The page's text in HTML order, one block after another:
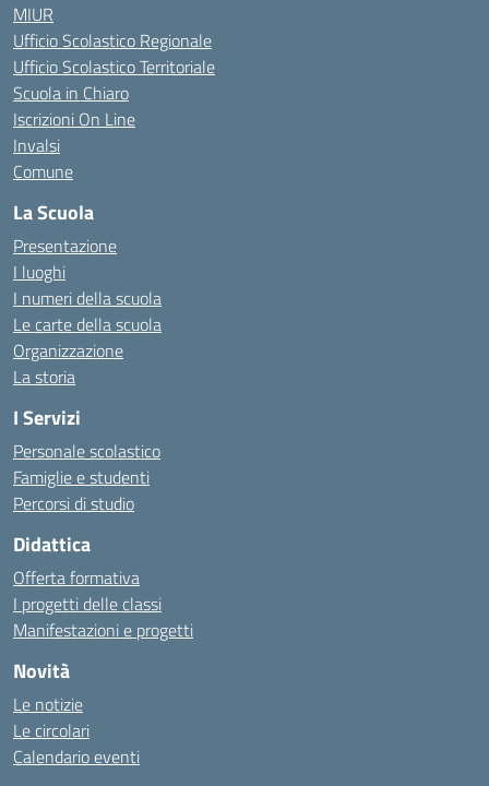
MIUR
Ufficio Scolastico Regionale
Ufficio Scolastico Territoriale
Scuola in Chiaro
Iscrizioni On Line
Invalsi
Comune
La Scuola
Presentazione
I luoghi
I numeri della scuola
Le carte della scuola
Organizzazione
La storia
I Servizi
Personale scolastico
Famiglie e studenti
Percorsi di studio
Didattica
Offerta formativa
I progetti delle classi
Manifestazioni e progetti
Novità
Le notizie
Le circolari
Calendario eventi